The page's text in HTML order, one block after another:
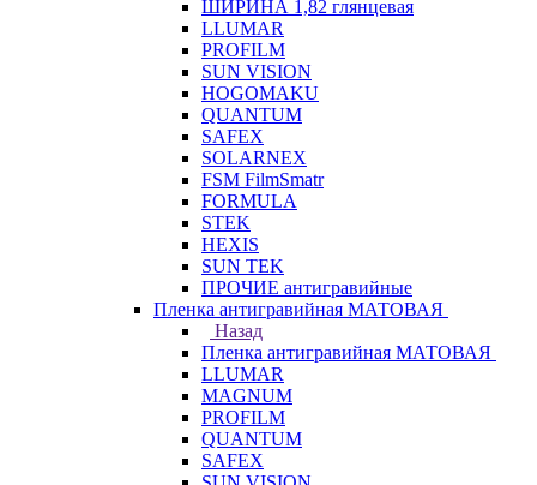
ШИРИНА 1,82 глянцевая
LLUMAR
PROFILM
SUN VISION
HOGOMAKU
QUANTUM
SAFEX
SOLARNEX
FSM FilmSmatr
FORMULA
STEK
HEXIS
SUN TEK
ПРОЧИЕ антигравийные
Пленка антигравийная МАТОВАЯ
Назад
Пленка антигравийная МАТОВАЯ
LLUMAR
MAGNUM
PROFILM
QUANTUM
SAFEX